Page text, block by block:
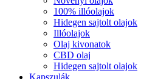
100% illóolajok
Hidegen sajtolt olajok
Illóolajok
Olaj kivonatok
CBD olaj
Hidegen sajtolt olajok
Kapszulák